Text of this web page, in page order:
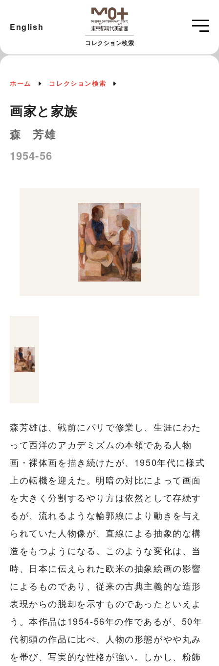
コレクション検索
English
ホーム コレクション検索
画家と家族
森 芳雄
1954-56
森芳雄は、戦前にパリで修業し、生涯にわた
って西洋のアカデミズムの本領である人物
画・裸体画を描き続けたが、1950年代に様式
上の転機を迎えた。明暗の対比によって画面
を大きく分割するやり方は依然として存続す
るが、流れるような輪郭線により動きを与え
られていた人物像が、直線による抽象的な構
造をもつようになる。このような変化は、当
時、日本に伝えられた欧米の抽象絵画の影響
によるものであり、従来の古典主義的な造形
表現からの脱却を示すものであったといえよ
う。本作品は1954-56年の作であるが、50年
代初頭の作品に比べ、人物の形態がやや丸み
を帯び、写実的な性格が強い。しかし、粉飾